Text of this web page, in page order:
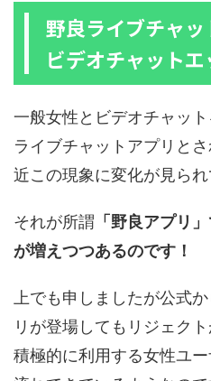
野良ライブチャ
ビデオチャットエ
一般女性とビデオチャッ
ライブチャットアプリと
近この現象に変化が見られ
それが所謂 「野良アプリ
が増えつつあるのです！
上でも申しましたが公式
リが登場してもリジェク
積極的に利用する女性ユ